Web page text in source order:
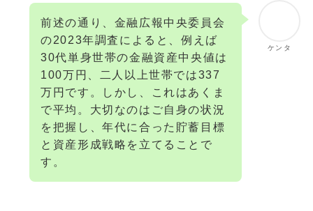
ケンタ
前述の通り、金融広報中央委員会
の2023年調査によると、例えば
30代単身世帯の金融資産中央値は
100万円、二人以上世帯では337
万円です。しかし、これはあくま
で平均。大切なのはご自身の状況
を把握し、年代に合った貯蓄目標
と資産形成戦略を立てることで
す。